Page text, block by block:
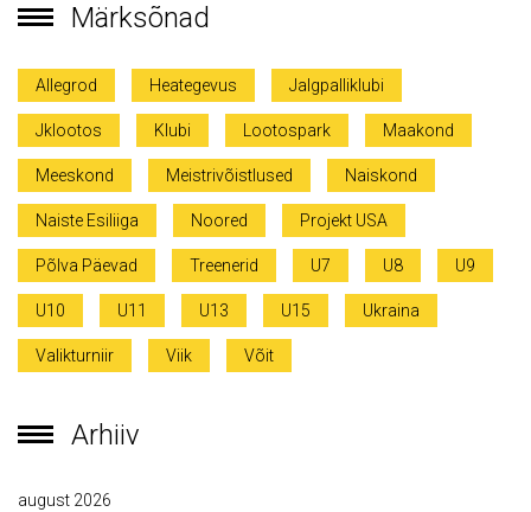
Märksõnad
Allegrod Heategevus Jalgpalliklubi
Jklootos Klubi Lootospark Maakond
Meeskond Meistrivõistlused Naiskond
Naiste Esiliiga Noored Projekt USA
Põlva Päevad Treenerid U7 U8 U9
U10 U11 U13 U15 Ukraina
Valikturniir Viik Võit
Arhiiv
august 2026